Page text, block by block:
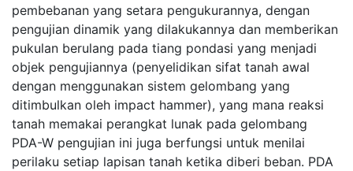
pembebanan yang setara pengukurannya, dengan
pengujian dinamik yang dilakukannya dan memberikan
pukulan berulang pada tiang pondasi yang menjadi
objek pengujiannya (penyelidikan sifat tanah awal
dengan menggunakan sistem gelombang yang
ditimbulkan oleh impact hammer), yang mana reaksi
tanah memakai perangkat lunak pada gelombang
PDA-W pengujian ini juga berfungsi untuk menilai
perilaku setiap lapisan tanah ketika diberi beban. PDA